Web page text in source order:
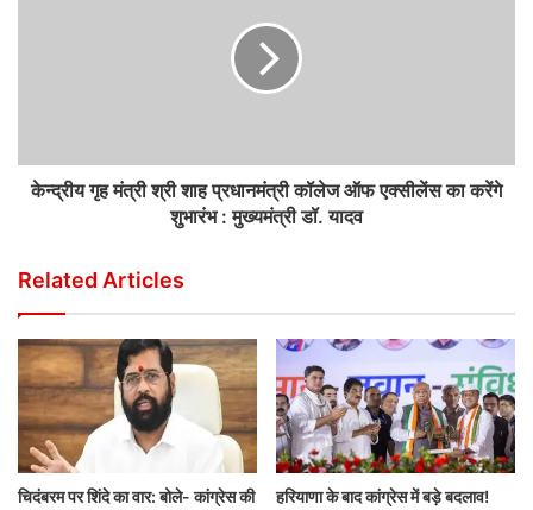
केन्द्रीय गृह मंत्री श्री शाह प्रधानमंत्री कॉलेज ऑफ एक्सीलेंस का करेंगे
शुभारंभ : मुख्यमंत्री डॉ. यादव
Related Articles
चिदंबरम पर शिंदे का वार: बोले- कांग्रेस की
हरियाणा के बाद कांग्रेस में बड़े बदलाव!